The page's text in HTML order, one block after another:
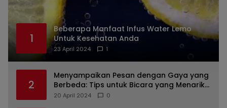
1
Beberapa Manfaat Infus Water Lemo
Untuk Kesehatan Anda
23 April 2024 1
2
Menyampaikan Pesan dengan Gaya yang
Berbeda: Tips untuk Bicara yang Menarik
dan Unik
20 April 2024 0